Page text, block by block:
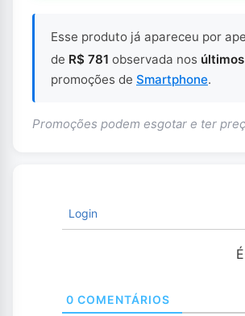
Esse produto já apareceu por
de R$ 781 observada nos
promoções de Smartphone.
Promoções podem esgotar e ter
Login
0 COMENTÁRIOS